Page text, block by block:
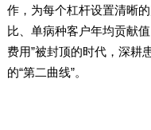
作，为每个杠杆设置清晰
比、单病种客户年均贡献
费用”被封顶的时代，深耕
的“第二曲线”。